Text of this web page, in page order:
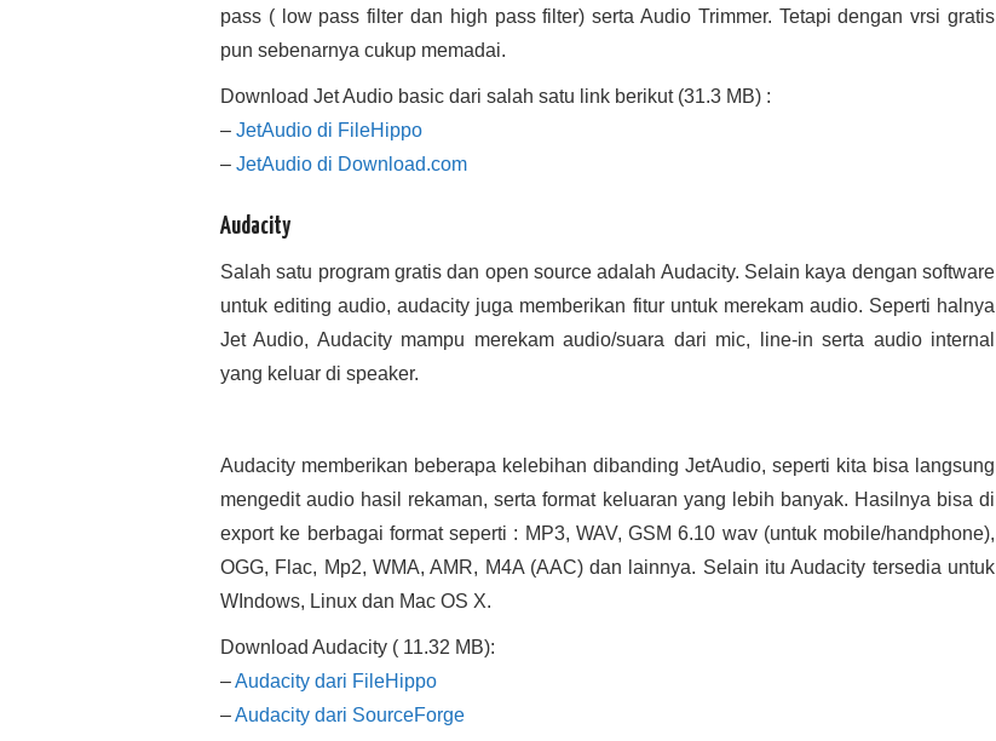
pass ( low pass filter dan high pass filter) serta Audio Trimmer. Tetapi dengan vrsi gratis
pun sebenarnya cukup memadai.
Download Jet Audio basic dari salah satu link berikut (31.3 MB) :
– JetAudio di FileHippo
– JetAudio di Download.com
Audacity
Salah satu program gratis dan open source adalah Audacity. Selain kaya dengan software
untuk editing audio, audacity juga memberikan fitur untuk merekam audio. Seperti halnya
Jet Audio, Audacity mampu merekam audio/suara dari mic, line-in serta audio internal
yang keluar di speaker.
Audacity memberikan beberapa kelebihan dibanding JetAudio, seperti kita bisa langsung
mengedit audio hasil rekaman, serta format keluaran yang lebih banyak. Hasilnya bisa di
export ke berbagai format seperti : MP3, WAV, GSM 6.10 wav (untuk mobile/handphone),
OGG, Flac, Mp2, WMA, AMR, M4A (AAC) dan lainnya. Selain itu Audacity tersedia untuk
WIndows, Linux dan Mac OS X.
Download Audacity ( 11.32 MB):
–Audacity dari FileHippo
–Audacity dari SourceForge